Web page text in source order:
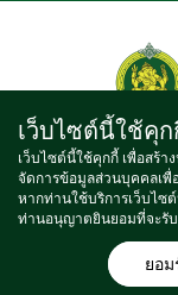
Copyright © 2021
จำนวนผู้เข้าชม ตั้ง
เว็บไซต์นี้ใช้คุก
เว็บไซต์นี้ใช้คุกกี้ เพื่อสร้
จัดการข้อมูลส่วนบุคคลเพื่
หากท่านใช้บริการเว็บไซ
ท่านอนุญาตยินยอมที่จะรั
ยอม